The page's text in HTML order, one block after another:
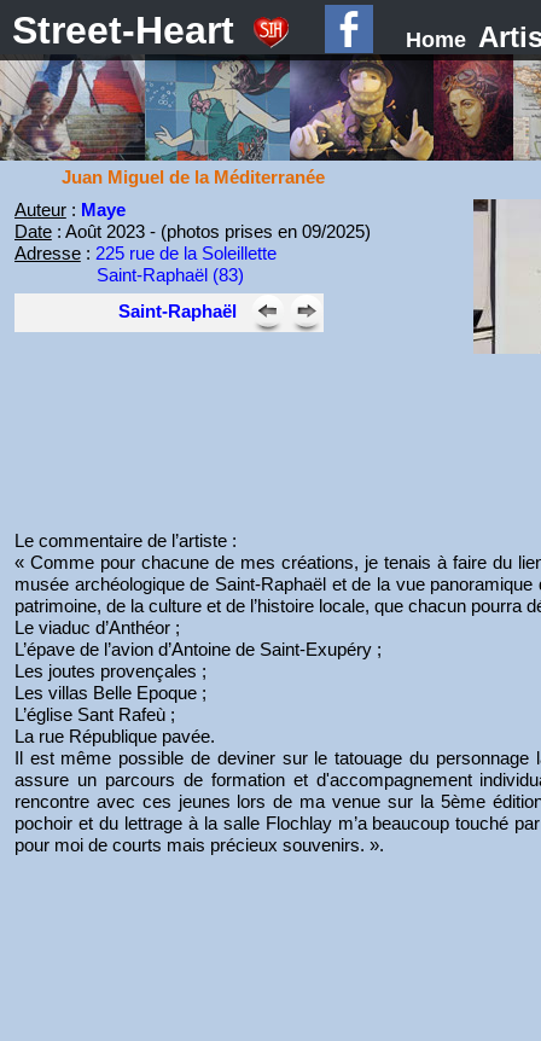
Street-Heart Home
Juan Miguel de la Méditerranée
Auteur: Maye
Date: Août 2023 - (photos prises en 09/2025)
Adresse: 225 rue de la Soleillette
Saint-Raphaël (83)
Saint-Raphaël
Le commentaire de l’artiste :
« Comme pour chacune de mes créations, je tenais à faire du
musée archéologique de Saint-Raphaël et de la vue
patrimoine, de la culture et de l’histoire locale, que chacun pourra
Le viaduc d’Anthéor ;
L’épave de l’avion d’Antoine de Saint-Exupéry ;
Les joutes provençales ;
Les villas Belle Epoque ;
L’église Sant Rafeù ;
La rue République pavée.
Il est même possible de deviner sur le tatouage du
assure un parcours de formation et d'accompagnement
rencontre avec ces jeunes lors de ma venue sur la 5ème
pochoir et du lettrage à la salle Flochlay m’a beaucoup touché
pour moi de courts mais précieux souvenirs. ».